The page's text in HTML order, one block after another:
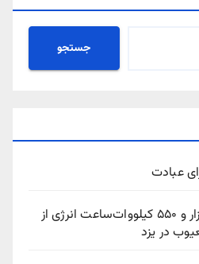
جستجو
عبادت
احصا دو میلیون و ۵۰۹ هزار و ۵۵۰ کیلووات‌ساعت انرژی از
در یزد